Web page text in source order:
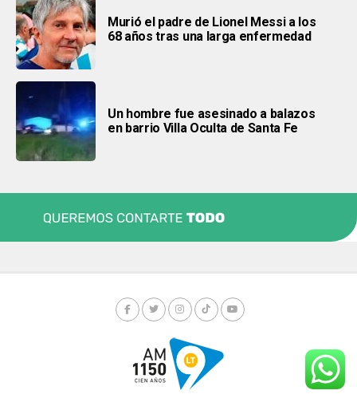
Murió el padre de Lionel Messi a los
68 años tras una larga enfermedad
Un hombre fue asesinado a balazos
en barrio Villa Oculta de Santa Fe